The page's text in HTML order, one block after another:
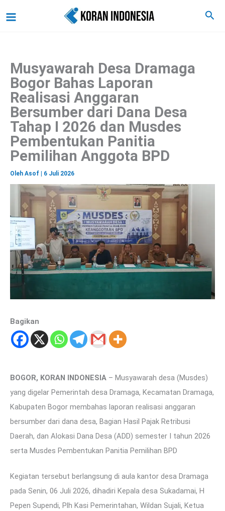
ke
Cari
Musyawarah Desa Dramaga
Bogor Bahas Laporan
Realisasi Anggaran
Bersumber dari Dana Desa
Tahap I 2026 dan Musdes
Pembentukan Panitia
Pemilihan Anggota BPD
Oleh Asof 6 Juli 2026
Bagikan
BOGOR, KORAN INDONESIA – Musyawarah desa (Musdes)
yang digelar Pemerintah desa Dramaga, Kecamatan Dramaga,
Kabupaten Bogor membahas laporan realisasi anggaran
bersumber dari dana desa, Bagian Hasil Pajak Retribusi
Daerah, dan Alokasi Dana Desa (ADD) semester I tahun 2026
serta Musdes Pembentukan Panitia Pemilihan BPD
Kegiatan tersebut berlangsung di aula kantor desa Dramaga
pada Senin, 06 Juli 2026, dihadiri Kepala desa Sukadamai, H
Pepen Supendi, Plh Kasi Pemerintahan, Wildan Sujali, Ketua
a